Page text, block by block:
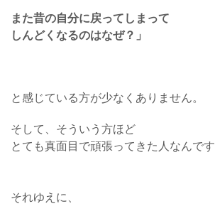
また昔の自分に戻ってしまって
しんどくなるのはなぜ？」
と感じている方が少なくありません。
そして、そういう方ほど
とても真面目で頑張ってきた人なんです
それゆえに、